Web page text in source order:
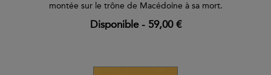
montée sur le trône de Macédoine à sa mort.
Disponible- 59,00 €